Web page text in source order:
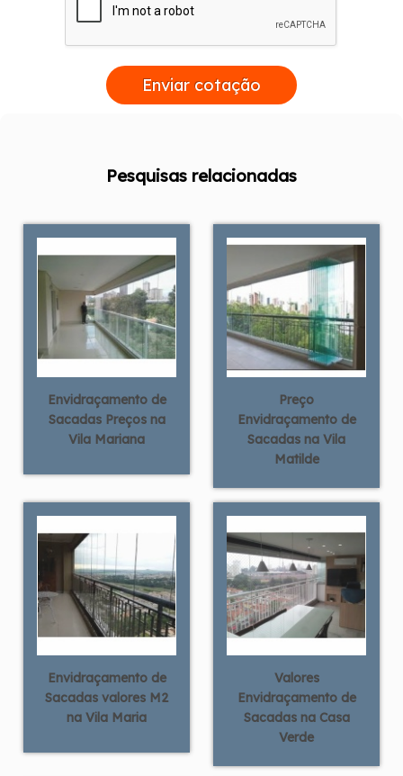
Enviar cotação
Pesquisas relacionadas
Envidraçamento de
Sacadas Preços na
Vila Mariana
Preço
Envidraçamento de
Sacadas na Vila
Matilde
Envidraçamento de
Sacadas valores M2
na Vila Maria
Valores
Envidraçamento de
Sacadas na Casa
Verde